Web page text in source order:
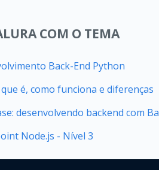
COM O TEMA
Back-End Python
que é, como funciona e diferenças
desenvolvendo backend com
Node.js - Nível 3